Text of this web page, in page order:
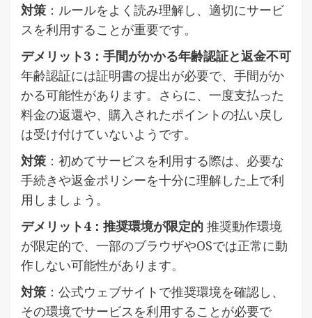
対策 ：ルールをよく読み理解し、適切にサービ
スを利用することが重要です。
デメリット3：手間がかかる年齢認証と返金不可
年齢認証には証明書の提出が必要で、手間がか
かる可能性があります。さらに、一度支払った
料金の返還や、購入されたポイントの払い戻し
は受け付けていないようです。
対策 ：初めてサービスを利用する際は、必要な
手続きや返金ポリシーを十分に理解した上で利
用しましょう。
デメリット4：推奨環境が限定的 推奨動作環境
が限定的で、一部のブラウザやOSでは正常に動
作しない可能性があります。
対策 ：公式ウェブサイトで推奨環境を確認し、
その環境でサービスを利用することが必要で